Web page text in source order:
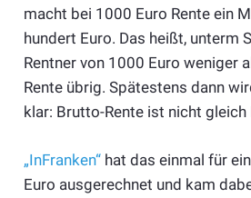
macht bei 1000 Euro Rente ein
hundert Euro. Das heißt, unterm
Rentner von 1000 Euro weniger
Rente übrig. Spätestens dann
klar: Brutto-Rente ist nicht gleich
„InFranken“hat das einmal für
Euro ausgerechnet und kam